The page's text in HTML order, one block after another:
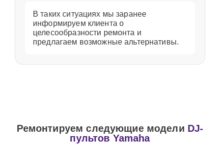
В таких ситуациях мы заранее
информируем клиента о
целесообразности ремонта и
предлагаем возможные альтернативы.
Ремонтируем следующие модели DJ-
пультов Yamaha